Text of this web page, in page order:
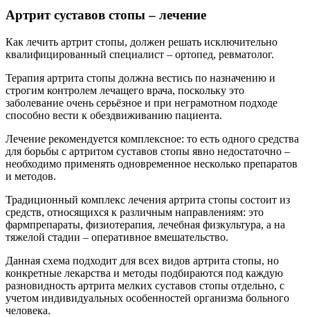
Артрит суставов стопы – лечение
Как лечить артрит стопы, должен решать исключительно
квалифицированный специалист – ортопед, ревматолог.
Терапия артрита стопы должна вестись по назначению и
строгим контролем лечащего врача, поскольку это
заболевание очень серьёзное и при неграмотном подходе
способно вести к обездвиживанию пациента.
Лечение рекомендуется комплексное: то есть одного средства
для борьбы с артритом суставов стопы явно недостаточно –
необходимо применять одновременное несколько препаратов
и методов.
Традиционный комплекс лечения артрита стопы состоит из
средств, относящихся к различным направлениям: это
фармпрепараты, физиотерапия, лечебная физкультура, а на
тяжелой стадии – оперативное вмешательство.
Данная схема подходит для всех видов артрита стопы, но
конкретные лекарства и методы подбираются под каждую
разновидность артрита мелких суставов стопы отдельно, с
учетом индивидуальных особенностей организма больного
человека.